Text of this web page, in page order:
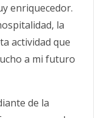
enriquecedor.
la
actividad que
a mi futuro
de la